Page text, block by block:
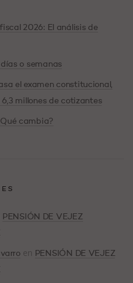
2026: El análisis de
o semanas
el examen constitucional,
millones de cotizantes
cambia?
PENSIÓN DE VEJEZ
en PENSIÓN DE VEJEZ